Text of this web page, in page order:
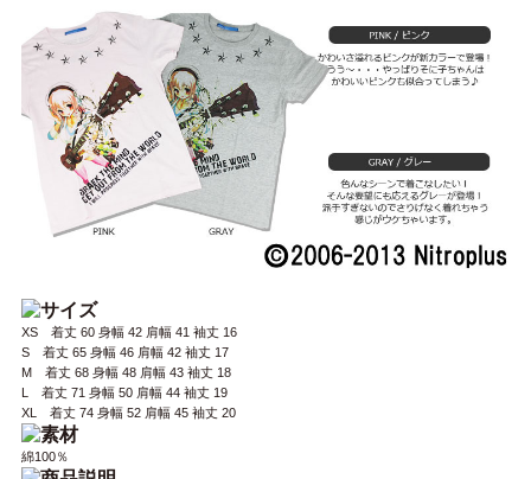
XS 着丈 60 身幅 42 肩幅 41 袖丈 16
S 着丈 65 身幅 46 肩幅 42 袖丈 17
M 着丈 68 身幅 48 肩幅 43 袖丈 18
L 着丈 71 身幅 50 肩幅 44 袖丈 19
XL 着丈 74 身幅 52 肩幅 45 袖丈 20
綿100％